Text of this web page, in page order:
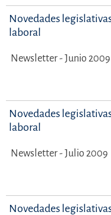
Novedades
laboral
Newsletter - Junio 2009
Novedades
laboral
Newsletter - Julio 2009
Novedades